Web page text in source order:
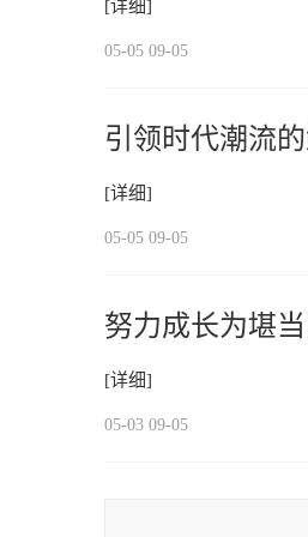
[详细]
05-05 09-05
引领时代潮流
[详细]
05-05 09-05
努力成长为堪
[详细]
05-03 09-05